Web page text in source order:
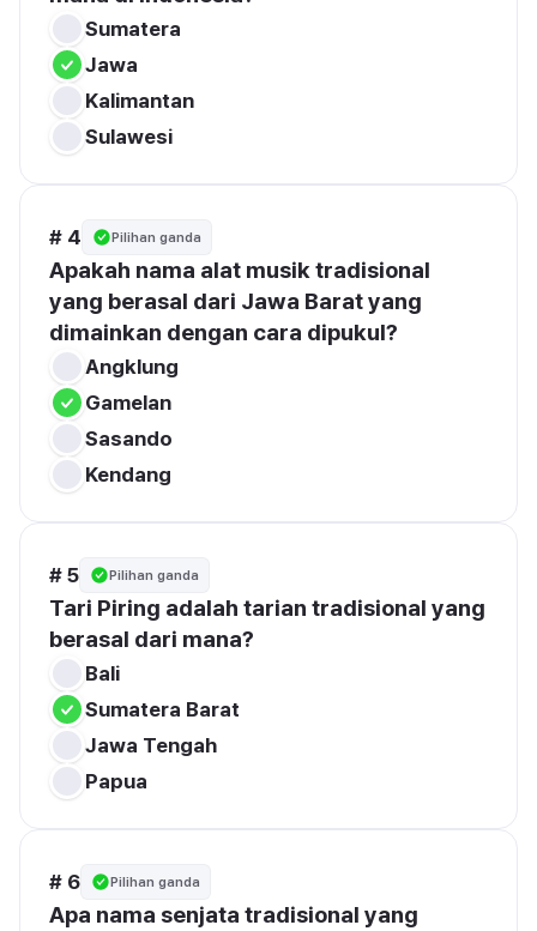
Sumatera
Jawa
Kalimantan
Sulawesi
# 4 Pilihan ganda
Apakah nama alat musik tradisional
yang berasal dari Jawa Barat yang
dimainkan dengan cara dipukul?
Angklung
Gamelan
Sasando
Kendang
# 5 Pilihan ganda
Tari Piring adalah tarian tradisional yang
berasal dari mana?
Bali
Sumatera Barat
Jawa Tengah
Papua
# 6 Pilihan ganda
Apa nama senjata tradisional yang